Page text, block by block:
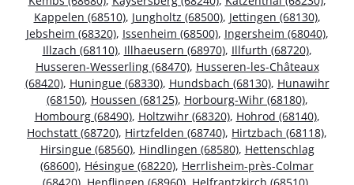
Kappelen (68510), Jungholtz (68500), Jettingen (68130),
Jebsheim (68320), Issenheim (68500), Ingersheim (68040),
Illzach (68110), Illhaeusern (68970), Illfurth (68720),
Husseren-Wesserling (68470), Husseren-les-Châteaux
(68420), Huningue (68330), Hundsbach (68130), Hunawihr
(68150), Houssen (68125), Horbourg-Wihr (68180),
Hombourg (68490), Holtzwihr (68320), Hohrod (68140),
Hochstatt (68720), Hirtzfelden (68740), Hirtzbach (68118),
Hirsingue (68560), Hindlingen (68580), Hettenschlag
(68600), Hésingue (68220), Herrlisheim-près-Colmar